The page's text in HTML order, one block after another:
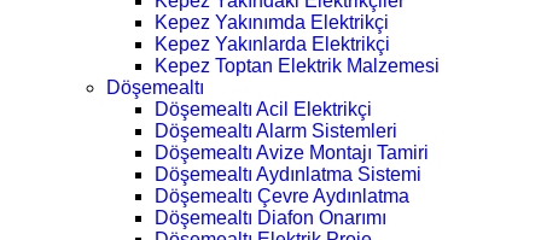
Kepez Yakınımda Elektrikçi
Kepez Yakınlarda Elektrikçi
Kepez Toptan Elektrik Malzemesi
Döşemealtı
Döşemealtı Acil Elektrikçi
Döşemealtı Alarm Sistemleri
Döşemealtı Avize Montajı Tamiri
Döşemealtı Aydınlatma Sistemi
Döşemealtı Çevre Aydınlatma
Döşemealtı Diafon Onarımı